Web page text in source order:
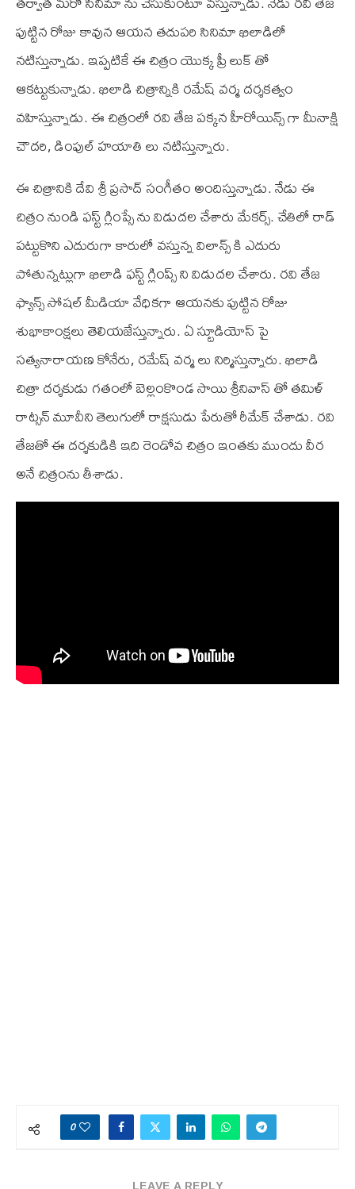
పుట్టిన రోజు కావున ఆయన తదుపరి సినిమా ఖిలాడిలో
నటిస్తున్నాడు. ఇప్పటికే ఈ చిత్రం యొక్క ప్రీ లుక్ తో
ఆకట్టుకున్నాడు. ఖిలాడి చిత్రాన్నికి రమేష్ వర్మ దర్శకత్వం
వహిస్తున్నాడు. ఈ చిత్రంలో రవి తేజ పక్కన హీరోయిన్స్ గా మీనాక్షి
చౌదరి, డింపుల్ హయాతి లు నటిస్తున్నారు.
ఈ చిత్రానికి దేవి శ్రీ ప్రసాద్ సంగీతం అందిస్తున్నాడు. నేడు ఈ
చిత్రం నుండి ఫస్ట్ గ్లింప్సే ను విడుదల చేశారు మేకర్స్. చేతిలో రాడ్
పట్టుకొని ఎదురుగా కారులో వస్తున్న విలాన్స్ కి ఎదురు
పోతున్నట్లుగా ఖిలాడి ఫస్ట్ గ్లింప్స్ ని విడుదల చేశారు. రవి తేజ
ఫ్యాన్స్ సోషల్ మీడియా వేధికగా ఆయనకు పుట్టిన రోజు
శుభాకాంక్షలు తెలియజేస్తున్నారు. ఏ స్టూడియోస్ పై
సత్యనారాయణ కోనేరు, రమేష్ వర్మ లు నిర్మిస్తున్నారు. ఖిలాడి
చిత్రా దర్శకుడు గతంలో బెల్లంకొండ సాయి శ్రీనివాస్ తో తమిళ్
రాట్సన్ మూవీని తెలుగులో రాక్షసుడు పేరుతో రీమేక్ చేశాడు. రవి
తేజతో ఈ దర్శకుడికి ఇది రెండోవ చిత్రం ఇంతకు ముందు వీర
అనే చిత్రంను తీశాడు.
0